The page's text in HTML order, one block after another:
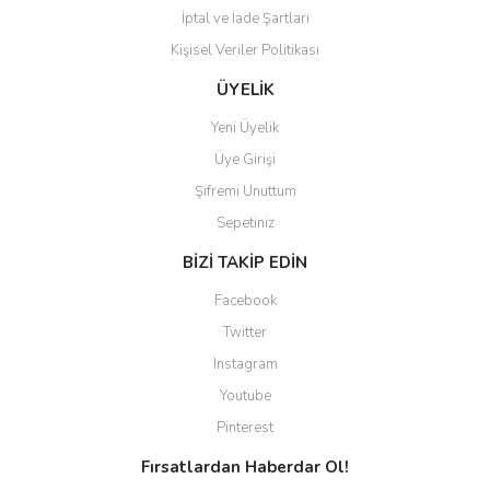
Gönder
İptal ve İade Şartları
Kişisel Veriler Politikası
ÜYELİK
Yeni Üyelik
Üye Girişi
Şifremi Unuttum
Sepetiniz
BİZİ TAKİP EDİN
Facebook
Twitter
Instagram
Youtube
Pinterest
Fırsatlardan Haberdar Ol!